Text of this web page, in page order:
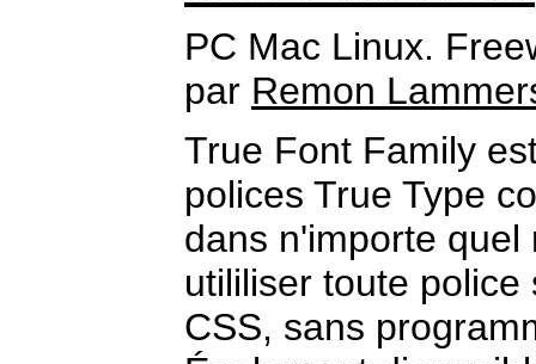
PC Mac Linux.
par Remon
True Font Family
polices True Type
dans n'importe quel
utililiser toute
CSS, sans